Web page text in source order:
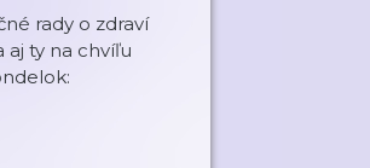
rady o zdraví
aj ty na chvíľu